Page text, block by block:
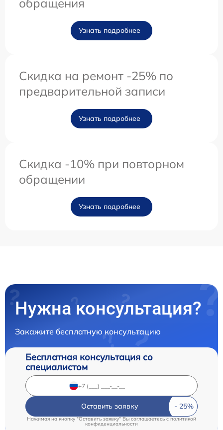
обращения
Узнать подробнее
Скидка на ремонт -25% по
предварительной записи
Узнать подробнее
Скидка -10% при повторном
обращении
Узнать подробнее
Нужна консультация?
Закажите бесплатную консультацию
Бесплатная консультация со
специалистом
Оставить заявку
Нажимая на кнопку "Оставить заявку" Вы соглашаетесь c политикой
конфиденциальности